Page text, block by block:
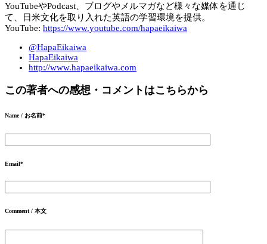
YouTubeやPodcast、ブログやメルマガなど様々な媒体を通じ
て、日米文化を取り入れた英語の学習環境を提供。
YouTube: https://www.youtube.com/hapaeikaiwa
@HapaEikaiwa
HapaEikaiwa
http://www.hapaeikaiwa.com
この著者への感想・コメントはこちらから
Name / お名前*
Email*
Comment / 本文